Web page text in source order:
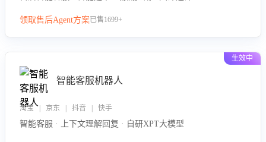
领取售后Agent方案已售1699+
生效中
智能客服机器人
淘宝 | 京东 | 抖音 | 快手
智能客服 · 上下文理解回复 · 自研XPT大模型